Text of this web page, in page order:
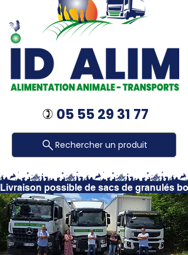
) 05 55 29 31 77
Rechercher un produit
Livraison possible de sacs de granulés